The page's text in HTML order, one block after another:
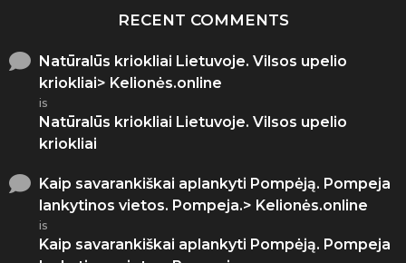
RECENT COMMENTS
Natūralūs kriokliai Lietuvoje. Vilsos upelio
kriokliai> Kelionės.online
is
Natūralūs kriokliai Lietuvoje. Vilsos upelio
kriokliai
Kaip savarankiškai aplankyti Pompėją. Pompeja
lankytinos vietos. Pompeja.> Kelionės.online
is
Kaip savarankiškai aplankyti Pompėją. Pompeja